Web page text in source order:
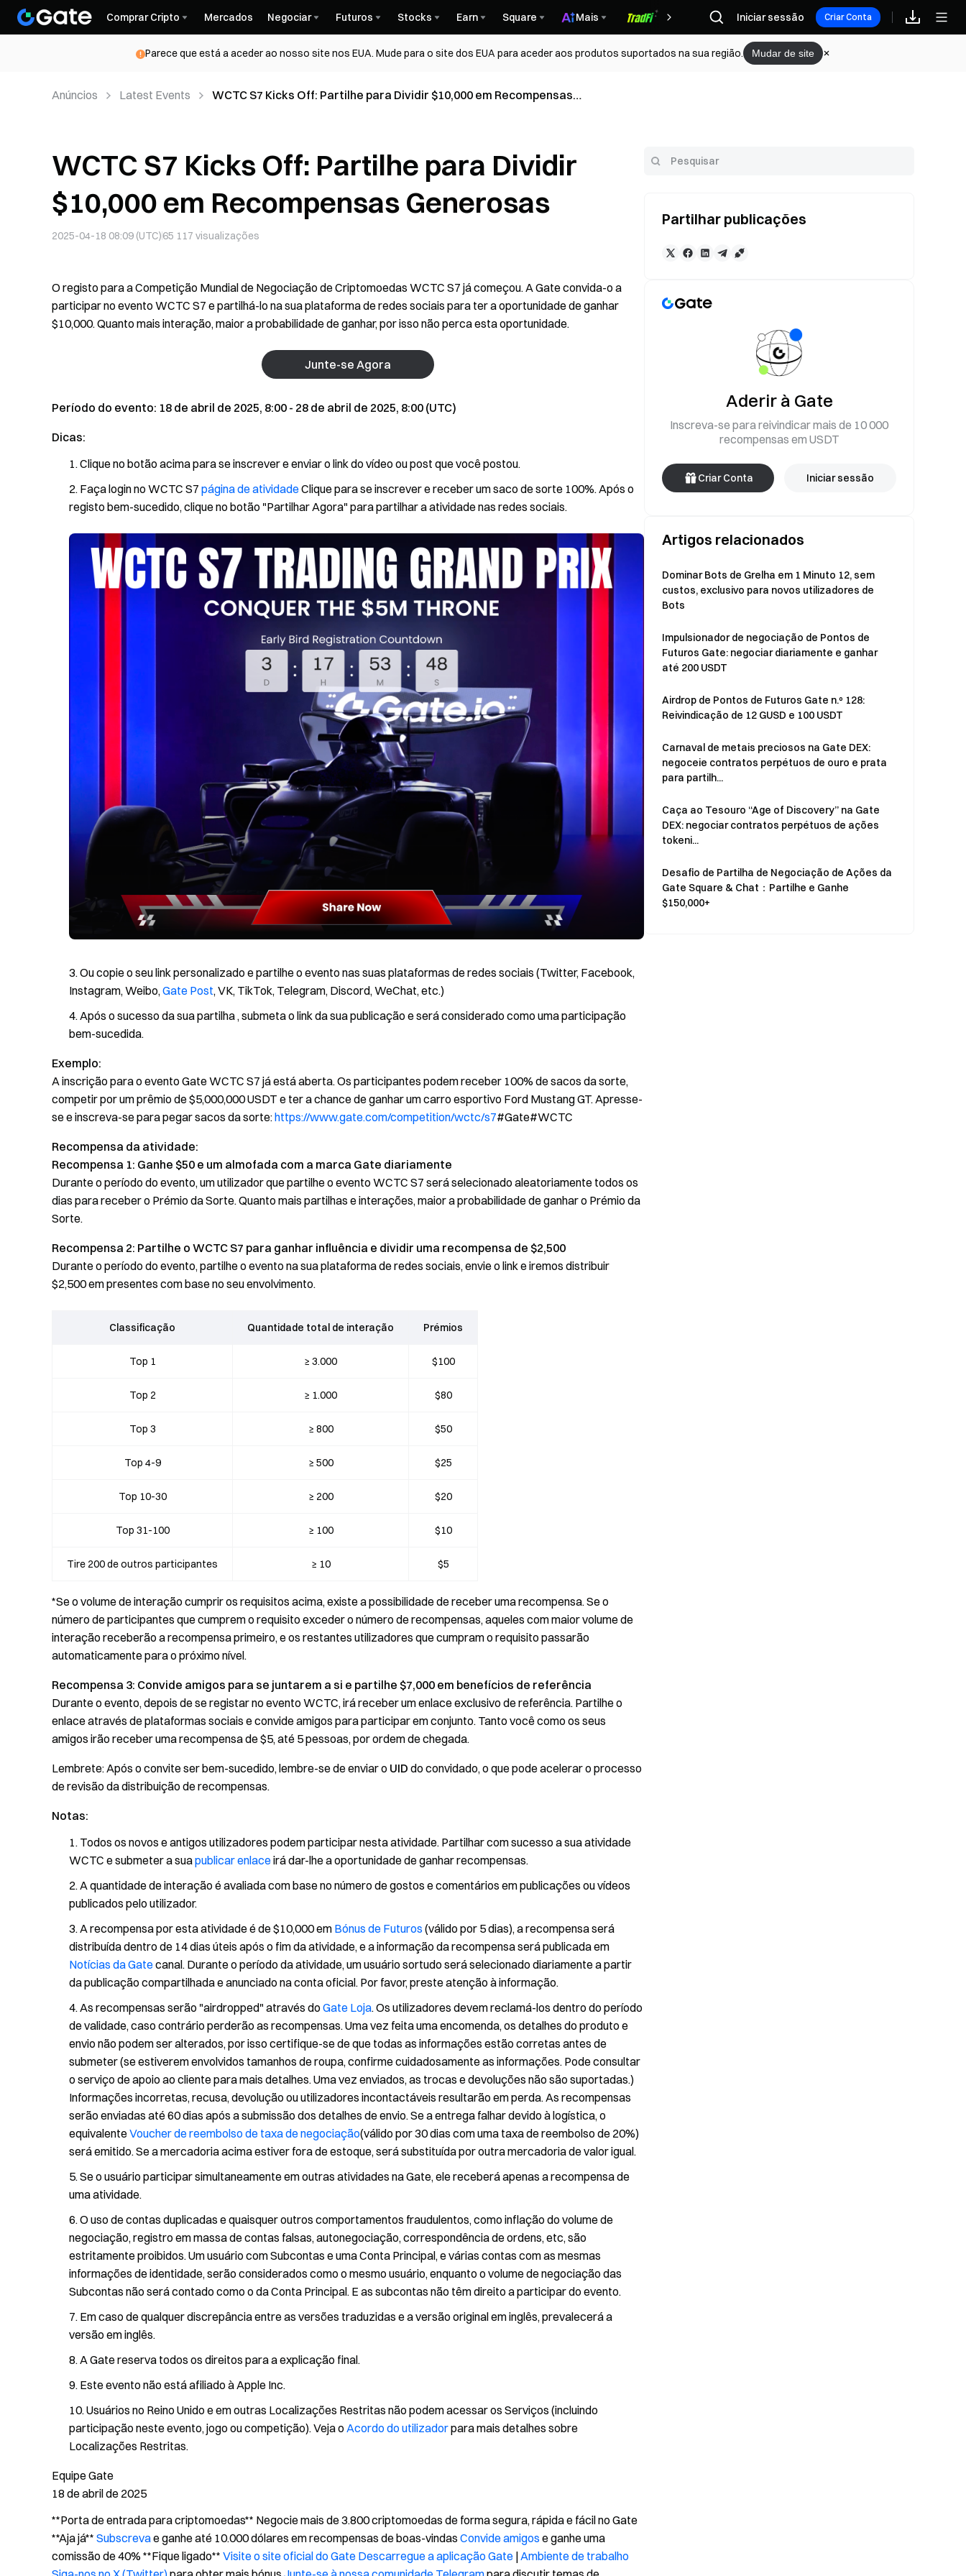
Comprar Cripto Mercados Negociar Futuros Stocks Earn Square Mais Recompensas
Iniciar sessão Criar Conta
Parece que está a aceder ao nosso site nos EUA. Mude para o site dos EUA para aceder aos produtos suportados na sua região. Mudar de site
Anúncios Latest Events
WCTC S7 Kicks Off: Partilhe para Dividir $10,000 em Recompensas
WCTC S7 Kicks Off: Partilhe para Dividir
$10,000 em Recompensas Generosas
2025-04-18 08:09 (UTC)65 117 visualizações
O registo para a Competição Mundial de Negociação de Criptomoedas WCTC S7 já começou. A Gate convida-o a
participar no evento WCTC S7 e partilhá-lo na sua plataforma de redes sociais para ter a oportunidade de ganhar
$10,000. Quanto mais interação, maior a probabilidade de ganhar, por isso não perca esta oportunidade.
Junte-se Agora
Período do evento: 18 de abril de 2025, 8:00 - 28 de abril de 2025, 8:00 (UTC)
Dicas:
Clique no botão acima para se inscrever e enviar o link do vídeo ou post que você postou.
Faça login no WCTC S7 página de atividadeClique para se inscrever e receber um saco de sorte 100%. Após o
registo bem-sucedido, clique no botão "Partilhar Agora" para partilhar a atividade nas redes sociais.
Ou copie o seu link personalizado e partilhe o evento nas suas plataformas de redes sociais (Twitter, Facebook,
Instagram, Weibo, Gate Post, VK, TikTok, Telegram, Discord, WeChat, etc.)
Após o sucesso da sua partilha , submeta o link da sua publicação e será considerado como uma participação
bem-sucedida.
Exemplo:
A inscrição para o evento Gate WCTC S7 já está aberta. Os participantes podem receber 100% de sacos da sorte,
competir por um prêmio de $5,000,000 USDT e ter a chance de ganhar um carro esportivo Ford Mustang GT. Apresse-
se e inscreva-se para pegar sacos da sorte:https://www.gate.com/competition/wctc/s7#Gate#WCTC
Recompensa da atividade:
Recompensa 1: Ganhe $50 e um almofada com a marca Gate diariamente
Durante o período do evento, um utilizador que partilhe o evento WCTC S7 será selecionado aleatoriamente todos os
dias para receber o Prémio da Sorte. Quanto mais partilhas e interações, maior a probabilidade de ganhar o Prémio da
Sorte.
Recompensa 2: Partilhe o WCTC S7 para ganhar influência e dividir uma recompensa de $2,500
Durante o período do evento, partilhe o evento na sua plataforma de redes sociais, envie o link e iremos distribuir
$2,500 em presentes com base no seu envolvimento.
Classificação Quantidade total de interação Prémios
Top 1 ≥ 3.000 $100
Top 2 ≥ 1.000 $80
Top 3 ≥ 800 $50
Top 4-9 ≥ 500 $25
Top 10-30 ≥ 200 $20
Top 31-100 ≥ 100 $10
Tire 200 de outros participantes ≥ 10 $5
*Se o volume de interação cumprir os requisitos acima, existe a possibilidade de receber uma recompensa. Se o
número de participantes que cumprem o requisito exceder o número de recompensas, aqueles com maior volume de
interação receberão a recompensa primeiro, e os restantes utilizadores que cumpram o requisito passarão
automaticamente para o próximo nível.
Recompensa 3: Convide amigos para se juntarem a si e partilhe $7,000 em benefícios de referência
Durante o evento, depois de se registar no evento WCTC, irá receber um enlace exclusivo de referência. Partilhe o
enlace através de plataformas sociais e convide amigos para participar em conjunto. Tanto você como os seus
amigos irão receber uma recompensa de $5, até 5 pessoas, por ordem de chegada.
Lembrete: Após o convite ser bem-sucedido, lembre-se de enviar o UID do convidado, o que pode acelerar o processo
de revisão da distribuição de recompensas.
Notas:
Todos os novos e antigos utilizadores podem participar nesta atividade. Partilhar com sucesso a sua atividade
WCTC e submeter a suapublicar enlaceirá dar-lhe a oportunidade de ganhar recompensas.
A quantidade de interação é avaliada com base no número de gostos e comentários em publicações ou vídeos
publicados pelo utilizador.
A recompensa por esta atividade é de $10,000 em Bónus de Futuros (válido por 5 dias), a recompensa será
distribuída dentro de 14 dias úteis após o fim da atividade, e a informação da recompensa será publicada em
Notícias da Gatecanal. Durante o período da atividade, um usuário sortudo será selecionado diariamente a partir
da publicação compartilhada e anunciado na conta oficial. Por favor, preste atenção à informação.
As recompensas serão "airdropped" através do Gate Loja. Os utilizadores devem reclamá-los dentro do período
de validade, caso contrário perderão as recompensas. Uma vez feita uma encomenda, os detalhes do produto e
envio não podem ser alterados, por isso certifique-se de que todas as informações estão corretas antes de
submeter (se estiverem envolvidos tamanhos de roupa, confirme cuidadosamente as informações. Pode consultar
o serviço de apoio ao cliente para mais detalhes. Uma vez enviados, as trocas e devoluções não são suportadas.)
Informações incorretas, recusa, devolução ou utilizadores incontactáveis resultarão em perda. As recompensas
serão enviadas até 60 dias após a submissão dos detalhes de envio. Se a entrega falhar devido à logística, o
equivalenteVoucher de reembolso de taxa de negociação(válido por 30 dias com uma taxa de reembolso de 20%)
será emitido. Se a mercadoria acima estiver fora de estoque, será substituída por outra mercadoria de valor igual.
Se o usuário participar simultaneamente em outras atividades na Gate, ele receberá apenas a recompensa de
uma atividade.
O uso de contas duplicadas e quaisquer outros comportamentos fraudulentos, como inflação do volume de
negociação, registro em massa de contas falsas, autonegociação, correspondência de ordens, etc, são
estritamente proibidos. Um usuário com Subcontas e uma Conta Principal, e várias contas com as mesmas
informações de identidade, serão considerados como o mesmo usuário, enquanto o volume de negociação das
Subcontas não será contado como o da Conta Principal. E as subcontas não têm direito a participar do evento.
Em caso de qualquer discrepância entre as versões traduzidas e a versão original em inglês, prevalecerá a
versão em inglês.
A Gate reserva todos os direitos para a explicação final.
Este evento não está afiliado à Apple Inc.
Usuários no Reino Unido e em outras Localizações Restritas não podem acessar os Serviços (incluindo
participação neste evento, jogo ou competição). Veja o Acordo do utilizadorpara mais detalhes sobre
Localizações Restritas.
Equipe Gate
18 de abril de 2025
**Porta de entrada para criptomoedas** Negocie mais de 3.800 criptomoedas de forma segura, rápida e fácil no Gate
**Aja já** Subscrevae ganhe até 10.000 dólares em recompensas de boas-vindas Convide amigos e ganhe uma
comissão de 40% **Fique ligado** Visite o site oficial do Gate Descarregue a aplicação Gate |Ambiente de trabalho
Partilhar publicações
Aderir à Gate
Inscreva-se para reivindicar mais de 10 000
recompensas em USDT
Criar Conta Iniciar sessão
Artigos relacionados
Dominar Bots de Grelha em 1 Minuto 12, sem
custos, exclusivo para novos utilizadores de
Bots
Impulsionador de negociação de Pontos de
Futuros Gate: negociar diariamente e ganhar
até 200 USDT
Airdrop de Pontos de Futuros Gate n.º 128:
Reivindicação de 12 GUSD e 100 USDT
Carnaval de metais preciosos na Gate DEX:
negoceie contratos perpétuos de ouro e prata
para partilh...
Caça ao Tesouro “Age of Discovery” na Gate
DEX: negociar contratos perpétuos de ações
tokeni...
Desafio de Partilha de Negociação de Ações da
Gate Square & Chat：Partilhe e Ganhe
$150,000+